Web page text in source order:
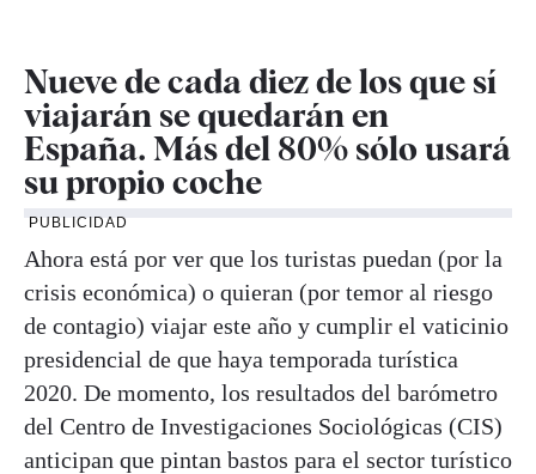
Nueve de cada diez de los que sí
viajarán se quedarán en
España. Más del 80% sólo usará
su propio coche
PUBLICIDAD
Ahora está por ver que los turistas puedan (por la
crisis económica) o quieran (por temor al riesgo
de contagio) viajar este año y cumplir el vaticinio
presidencial de que haya temporada turística
2020. De momento, los resultados del barómetro
del Centro de Investigaciones Sociológicas (CIS)
anticipan que pintan bastos para el sector turístico